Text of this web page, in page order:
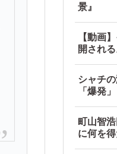
景』
【動画
開され
シャチ
「爆発
町山智
に何を得